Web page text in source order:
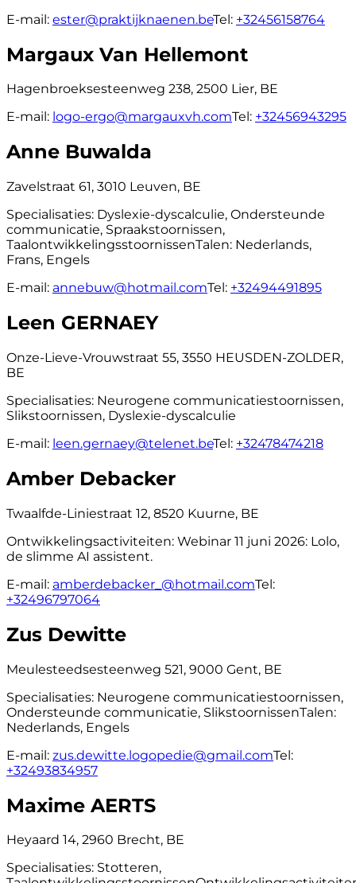
E-mail: ester@praktijknaenen.beTel: +32456158764
Margaux Van Hellemont
Hagenbroeksesteenweg 238, 2500 Lier, BE
E-mail: logo-ergo@margauxvh.comTel: +32456943295
Anne Buwalda
Zavelstraat 61, 3010 Leuven, BE
Specialisaties: Dyslexie-dyscalculie, Ondersteunde
communicatie, Spraakstoornissen,
TaalontwikkelingsstoornissenTalen: Nederlands,
Frans, Engels
E-mail: annebuw@hotmail.comTel: +32494491895
Leen GERNAEY
Onze-Lieve-Vrouwstraat 55, 3550 HEUSDEN-ZOLDER,
BE
Specialisaties: Neurogene communicatiestoornissen,
Slikstoornissen, Dyslexie-dyscalculie
E-mail: leen.gernaey@telenet.beTel: +32478474218
Amber Debacker
Twaalfde-Liniestraat 12, 8520 Kuurne, BE
Ontwikkelingsactiviteiten: Webinar 11 juni 2026: Lolo,
de slimme AI assistent.
E-mail: amberdebacker_@hotmail.comTel:
+32496797064
Zus Dewitte
Meulesteedsesteenweg 521, 9000 Gent, BE
Specialisaties: Neurogene communicatiestoornissen,
Ondersteunde communicatie, SlikstoornissenTalen:
Nederlands, Engels
E-mail: zus.dewitte.logopedie@gmail.comTel:
+32493834957
Maxime AERTS
Heyaard 14, 2960 Brecht, BE
Specialisaties: Stotteren,